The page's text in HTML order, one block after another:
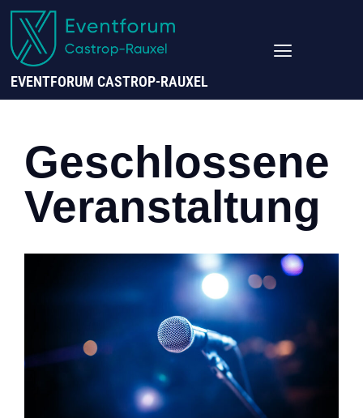
EVENTFORUM CASTROP-RAUXEL
Geschlossene
Veranstaltung